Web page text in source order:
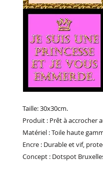
Taille: 30x30cm.
Produit : Prêt à accrocher
Matériel : Toile haute
Encre : Durable et vif,
Concept : Dotspot